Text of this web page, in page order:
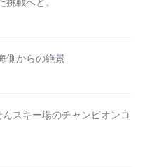
側からの絶景
スキー場のチャンピオンコ